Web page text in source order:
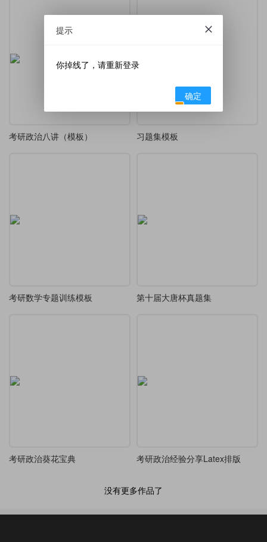
考研政治八讲（模板） 习题集模板
考研数学专题训练模板 第十届大唐杯真题集
考研政治葵花宝典 考研政治经验分享Latex排版
没有更多作品了
提示
你掉线了，请重新登录
确定